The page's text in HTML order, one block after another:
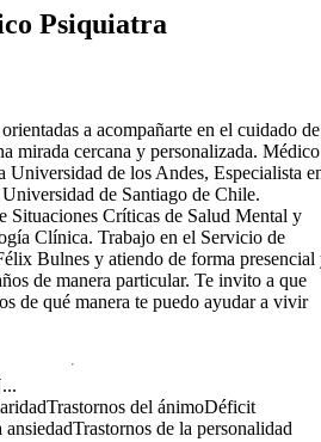
Psiquiatra
a acompañarte en el cuidado de
mirada cercana y personalizada. Médico
Universidad de los Andes, Especialista
de Santiago de Chile.
Situaciones Críticas de Salud Mental y
Clínica. Trabajo en el Servicio de
Bulnes y atiendo de forma presencial
de manera particular. Te invito a que
de qué manera te puedo ayudar a vivir
Trastornos del ánimoDéficit
ansiedadTrastornos de la personalidad